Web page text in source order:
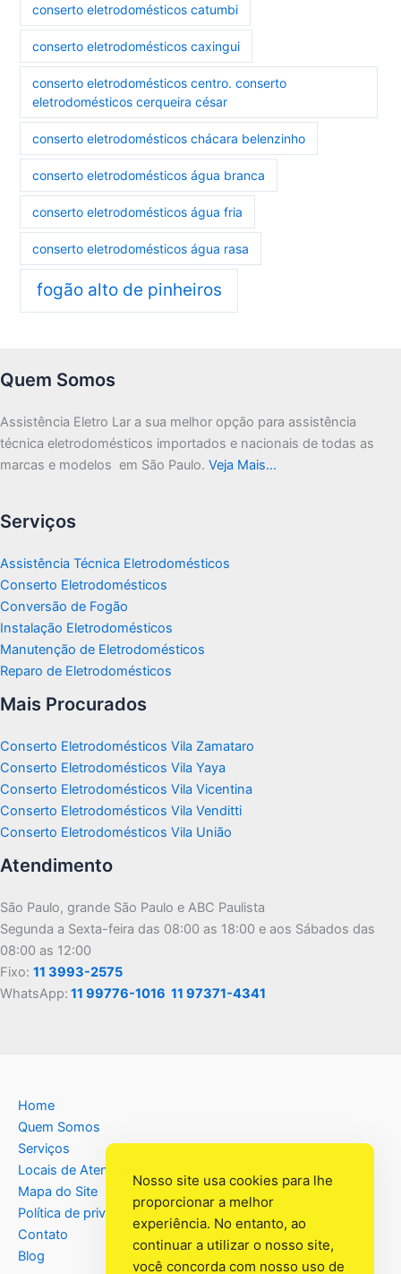
conserto eletrodomésticos catumbi
conserto eletrodomésticos caxingui
conserto eletrodomésticos centro. conserto
eletrodomésticos cerqueira césar
conserto eletrodomésticos chácara belenzinho
conserto eletrodomésticos água branca
conserto eletrodomésticos água fria
conserto eletrodomésticos água rasa
fogão alto de pinheiros
Quem Somos
Assistência Eletro Lar a sua melhor opção para assistência
técnica eletrodomésticos importados e nacionais de todas as
marcas e modelos em São Paulo. Veja Mais…
Serviços
Assistência Técnica Eletrodomésticos
Conserto Eletrodomésticos
Conversão de Fogão
Instalação Eletrodomésticos
Manutenção de Eletrodomésticos
Reparo de Eletrodomésticos
Mais Procurados
Conserto Eletrodomésticos Vila Zamataro
Conserto Eletrodomésticos Vila Yaya
Conserto Eletrodomésticos Vila Vicentina
Conserto Eletrodomésticos Vila Venditti
Conserto Eletrodomésticos Vila União
Atendimento
São Paulo, grande São Paulo e ABC Paulista
Segunda a Sexta-feira das 08:00 as 18:00 e aos Sábados das
08:00 as 12:00
Fixo: 11 3993-2575
WhatsApp: 11 99776-1016 11 97371-4341
Home
Quem Somos
Serviços
Locais de Atendimento
Mapa do Site
Política de privacidade
Contato
Blog
Nosso site usa cookies para lhe
proporcionar a melhor
experiência. No entanto, ao
continuar a utilizar o nosso site,
você concorda com nosso uso de